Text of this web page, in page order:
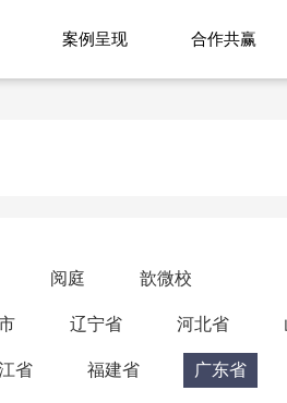
案例呈现 合作共赢
阅庭 歆微校
辽宁省 河北省
省 福建省 广东省